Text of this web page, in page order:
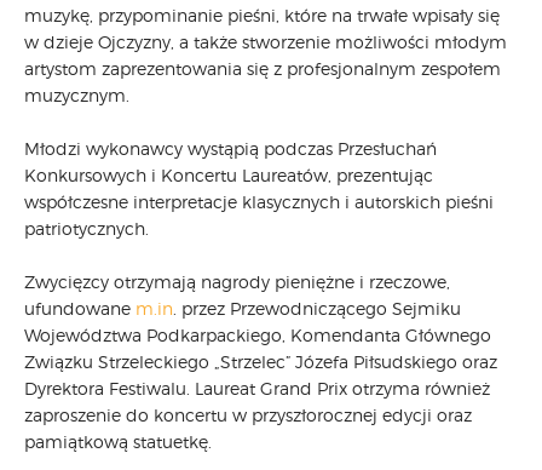
muzykę, przypominanie pieśni, które na trwałe wpisały się
w dzieje Ojczyzny, a także stworzenie możliwości młodym
artystom zaprezentowania się z profesjonalnym zespołem
muzycznym.
Młodzi wykonawcy wystąpią podczas Przesłuchań
Konkursowych i Koncertu Laureatów, prezentując
współczesne interpretacje klasycznych i autorskich pieśni
patriotycznych.
Zwycięzcy otrzymają nagrody pieniężne i rzeczowe,
ufundowane m.in . przez Przewodniczącego Sejmiku
Województwa Podkarpackiego, Komendanta Głównego
Związku Strzeleckiego „Strzelec” Józefa Piłsudskiego oraz
Dyrektora Festiwalu. Laureat Grand Prix otrzyma również
zaproszenie do koncertu w przyszłorocznej edycji oraz
pamiątkową statuetkę.